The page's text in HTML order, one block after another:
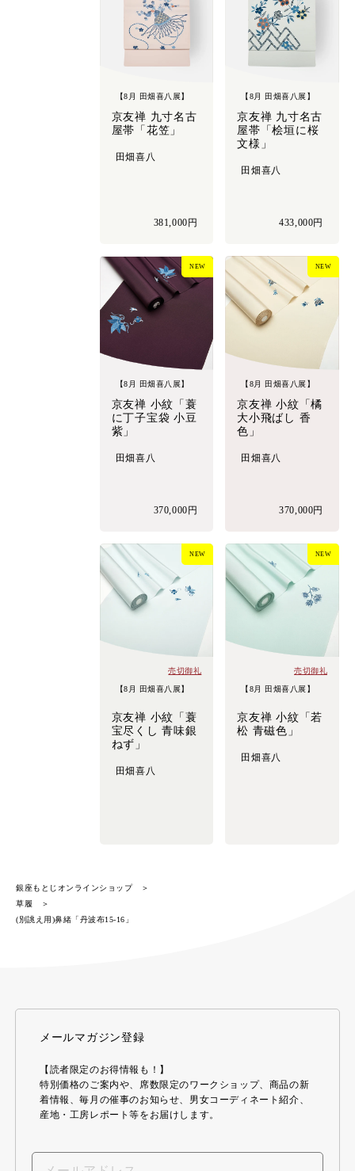
【8月 田畑喜八展】
京友禅 九寸名古
屋帯「花笠」
田畑喜八
381,000円
【8月 田畑喜八展】
京友禅 九寸名古
屋帯「桧垣に桜
文様」
田畑喜八
433,000円
【8月 田畑喜八展】
京友禅 小紋「蓑
に丁子宝袋 小豆
紫」
田畑喜八
370,000円
NEW
【8月 田畑喜八展】
京友禅 小紋「橘
大小飛ばし 香
色」
田畑喜八
370,000円
NEW
売切御礼
【8月 田畑喜八展】
京友禅 小紋「蓑
宝尽くし 青味銀
ねず」
田畑喜八
NEW
売切御礼
【8月 田畑喜八展】
京友禅 小紋「若
松 青磁色」
田畑喜八
NEW
銀座もとじオンラインショップ
草履
(別誂え用)鼻緒「丹波布15-16」
メールマガジン登録
【読者限定のお得情報も！】
特別価格のご案内や、席数限定のワークショップ、商品の新
着情報、毎月の催事のお知らせ、男女コーディネート紹介、
産地・工房レポート等をお届けします。